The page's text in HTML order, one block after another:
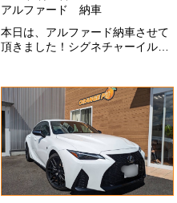
アルファード 納車
本日は、アルファード納車させて
頂きました！シグネチャーイル
よろしくお願いします
#x1f647;#x200d;#x2640;#xfe0f;